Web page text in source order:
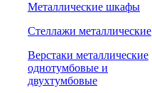
Металлические шкафы
Стеллажи металлические
Верстаки металлические
однотумбовые и
двухтумбовые